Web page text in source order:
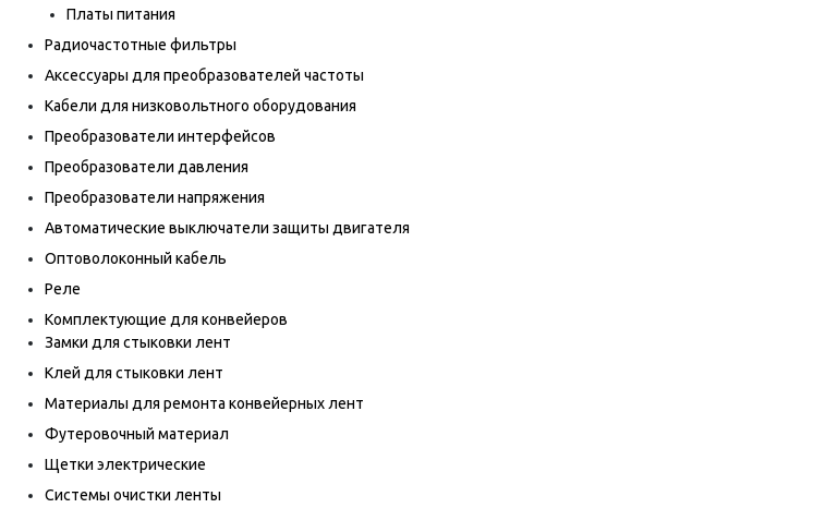
Платы питания
Радиочастотные фильтры
Аксессуары для преобразователей частоты
Кабели для низковольтного оборудования
Преобразователи интерфейсов
Преобразователи давления
Преобразователи напряжения
Автоматические выключатели защиты двигателя
Оптоволоконный кабель
Реле
Комплектующие для конвейеров
Замки для стыковки лент
Клей для стыковки лент
Материалы для ремонта конвейерных лент
Футеровочный материал
Щетки электрические
Системы очистки ленты